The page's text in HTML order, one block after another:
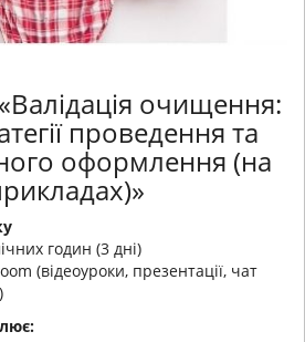
очищення:
проведення та
оформлення (на
годин (3 дні)
(відеоуроки, презентації, чат